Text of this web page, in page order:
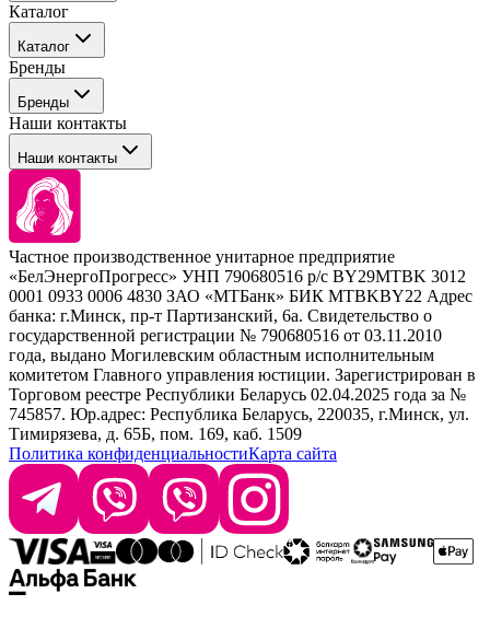
События
Покупателю
Каталог
Каталог
Профессиональные средства для окрашивания волос
Сервисные средства
Уход
Стайлинг
Брови и ресницы
Барберинг
Наборы
Расходные материалы
Бренды
Бренды
Tefia
Concept
Kezy
Barex
Sim Sensitive
Kebren
Selective Professional
White Line
Наши контакты
Наши контакты
+ 375 44 7233514
+ 375 29 1649505
info@krasabel.by
Офис: г. Минск, ул. Тимирязева 65Б, офис 1509
Склад: г. Минск, ул. Домбровская, 15
Время работы: пн–чт 9:00–17:30, пт 9:00–17:00
Частное производственное унитарное предприятие
«БелЭнергоПрогресс» УНП 790680516 р/с BY29MTBK 3012
0001 0933 0006 4830 ЗАО «МТБанк» БИК MTBKBY22 Адрес
банка: г.Минск, пр-т Партизанский, 6а. Свидетельство о
государственной регистрации № 790680516 от 03.11.2010
года, выдано Могилевским областным исполнительным
комитетом Главного управления юстиции. Зарегистрирован в
Торговом реестре Республики Беларусь 02.04.2025 года за №
745857. Юр.адрес: Республика Беларусь, 220035, г.Минск, ул.
Тимирязева, д. 65Б, пом. 169, каб. 1509
Политика конфиденциальностиКарта сайта